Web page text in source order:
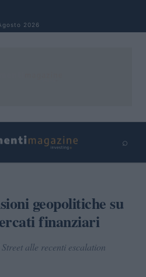
2026
⌕
geopolitiche su
finanziari
alle recenti escalation